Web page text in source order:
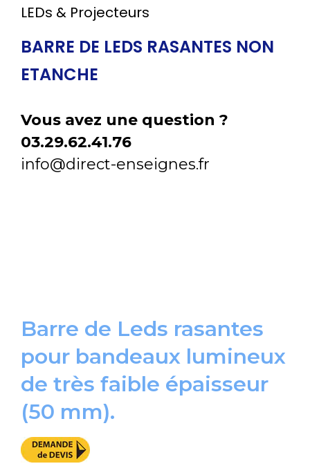
LEDs & Projecteurs
BARRE DE LEDS RASANTES NON
ETANCHE
Vous avez une question ?
03.29.62.41.76
info@direct-enseignes.fr
Barre de Leds rasantes
pour bandeaux lumineux
de très faible épaisseur
(50 mm).